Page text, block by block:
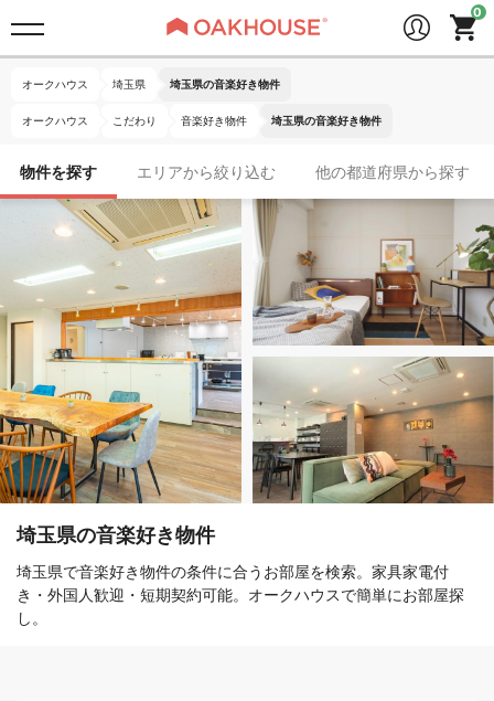
オークハウス 埼玉県 埼玉県の音楽好き物件
オークハウス こだわり 音楽好き物件 埼玉県の音楽好き物件
物件を探す エリアから絞り込む 他の都道府県から探す
埼玉県の音楽好き物件
埼玉県で音楽好き物件の条件に合うお部屋を検索。家具家電付
き・外国人歓迎・短期契約可能。オークハウスで簡単にお部屋探
し。